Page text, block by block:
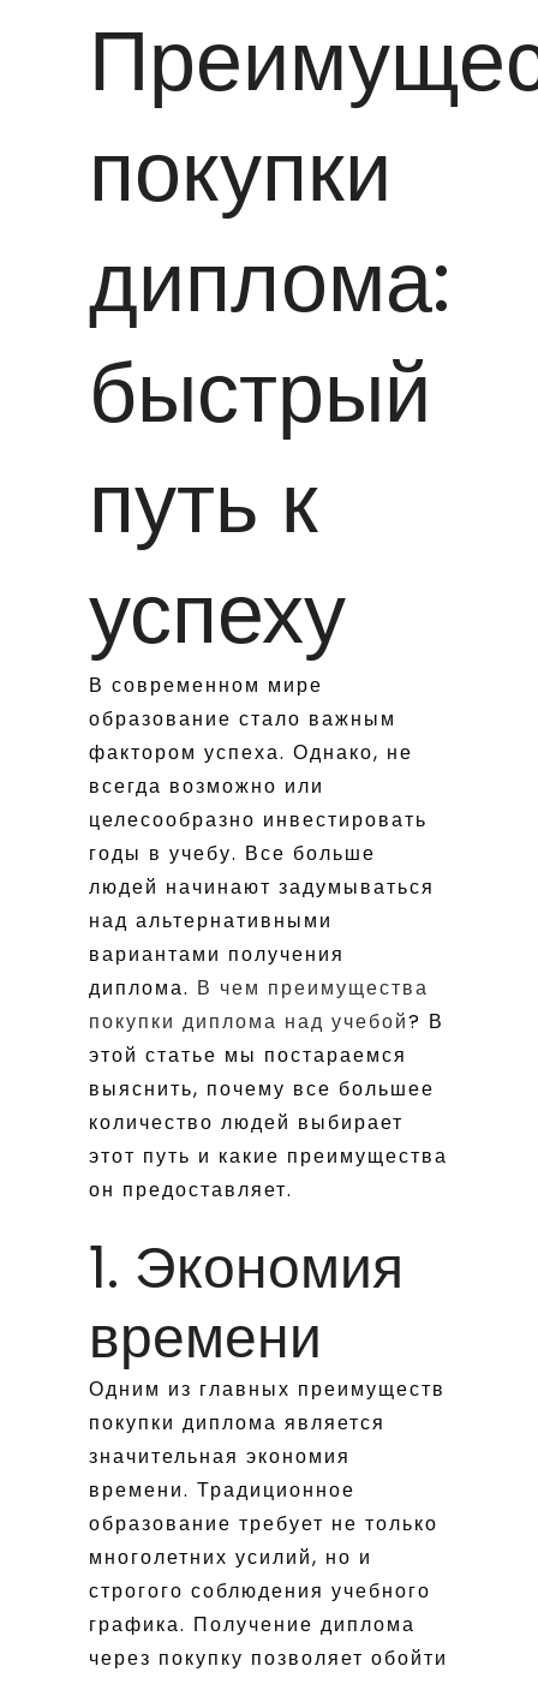
покупки
диплома:
быстрый
путь к
успеху
В современном мире
образование стало важным
фактором успеха. Однако, не
всегда возможно или
целесообразно инвестировать
годы в учебу. Все больше
людей начинают задумываться
над альтернативными
вариантами получения
диплома. В чем преимущества
покупки диплома над учебой? В
этой статье мы постараемся
выяснить, почему все большее
количество людей выбирает
этот путь и какие преимущества
он предоставляет.
1. Экономия
времени
Одним из главных преимуществ
покупки диплома является
значительная экономия
времени. Традиционное
образование требует не только
многолетних усилий, но и
строгого соблюдения учебного
графика. Получение диплома
через покупку позволяет обойти